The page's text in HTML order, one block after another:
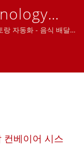
자동화 - 음식 배달
, 레스토랑 로봇, 태블
컨베이어 시스